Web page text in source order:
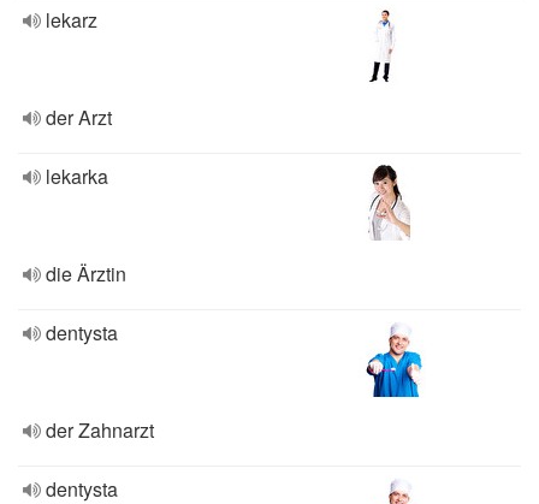
lekarz
der Arzt
lekarka
die Ärztin
dentysta
der Zahnarzt
dentysta